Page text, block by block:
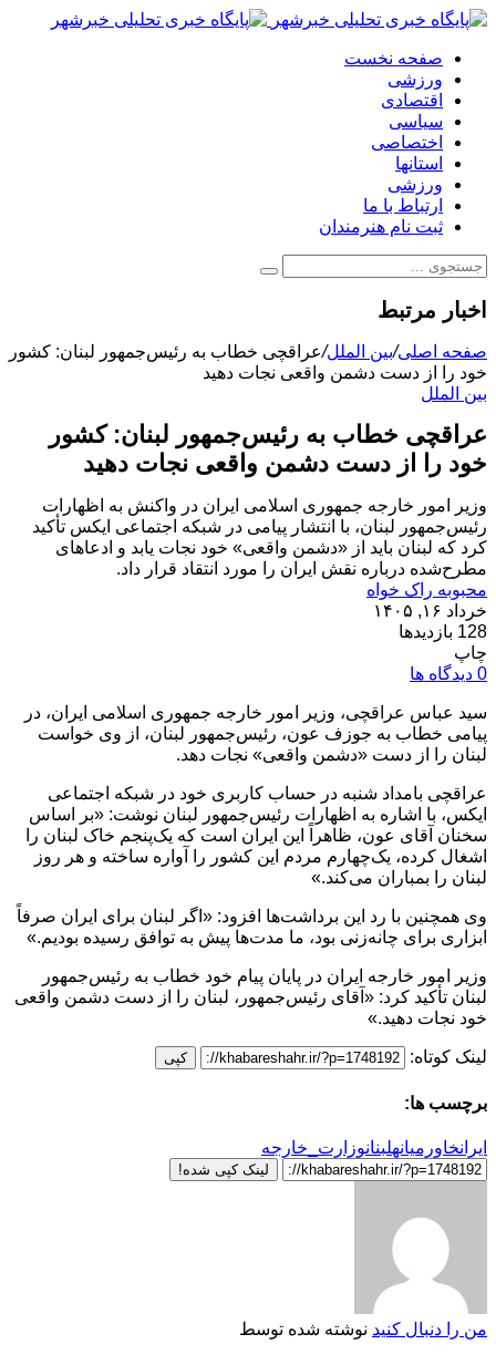
صفحه نخست
ورزشی
اقتصادی
سیاسی
اختصاصی
استانها
ورزشی
ارتباط با ما
ثبت نام هنرمندان
اخبار مرتبط
صفحه اصلی/بین الملل/عراقچی خطاب به رئیس‌جمهور لبنان: کشور
خود را از دست دشمن واقعی نجات دهید
بین الملل
عراقچی خطاب به رئیس‌جمهور لبنان: کشور
خود را از دست دشمن واقعی نجات دهید
وزیر امور خارجه جمهوری اسلامی ایران در واکنش به اظهارات
رئیس‌جمهور لبنان، با انتشار پیامی در شبکه اجتماعی ایکس تأکید
کرد که لبنان باید از «دشمن واقعی» خود نجات یابد و ادعاهای
مطرح‌شده درباره نقش ایران را مورد انتقاد قرار داد.
محبوبه راک خواه
خرداد ۱۶, ۱۴۰۵
128 بازدیدها
چاپ
0 دیدگاه ها
سید عباس عراقچی، وزیر امور خارجه جمهوری اسلامی ایران، در
پیامی خطاب به جوزف عون، رئیس‌جمهور لبنان، از وی خواست
لبنان را از دست «دشمن واقعی» نجات دهد.
عراقچی بامداد شنبه در حساب کاربری خود در شبکه اجتماعی
ایکس، با اشاره به اظهارات رئیس‌جمهور لبنان نوشت: «بر اساس
سخنان آقای عون، ظاهراً این ایران است که یک‌پنجم خاک لبنان را
اشغال کرده، یک‌چهارم مردم این کشور را آواره ساخته و هر روز
لبنان را بمباران می‌کند.»
وی همچنین با رد این برداشت‌ها افزود: «اگر لبنان برای ایران صرفاً
ابزاری برای چانه‌زنی بود، ما مدت‌ها پیش به توافق رسیده بودیم.»
وزیر امور خارجه ایران در پایان پیام خود خطاب به رئیس‌جمهور
لبنان تأکید کرد: «آقای رئیس‌جمهور، لبنان را از دست دشمن واقعی
خود نجات دهید.»
لینک کوتاه: کپی
برچسب ها:
ایرانخاورمیانهلبنانوزارت_خارجه
لینک کپی شده!
من را دنبال کنید نوشته شده توسط